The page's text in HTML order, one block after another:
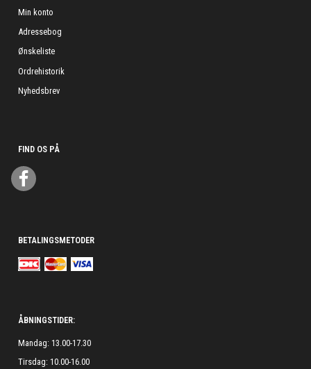
Min konto
Adressebog
Ønskeliste
Ordrehistorik
Nyhedsbrev
FIND OS PÅ
BETALINGSMETODER
ÅBNINGSTIDER:
Mandag: 13.00-17.30
Tirsdag: 10.00-16.00